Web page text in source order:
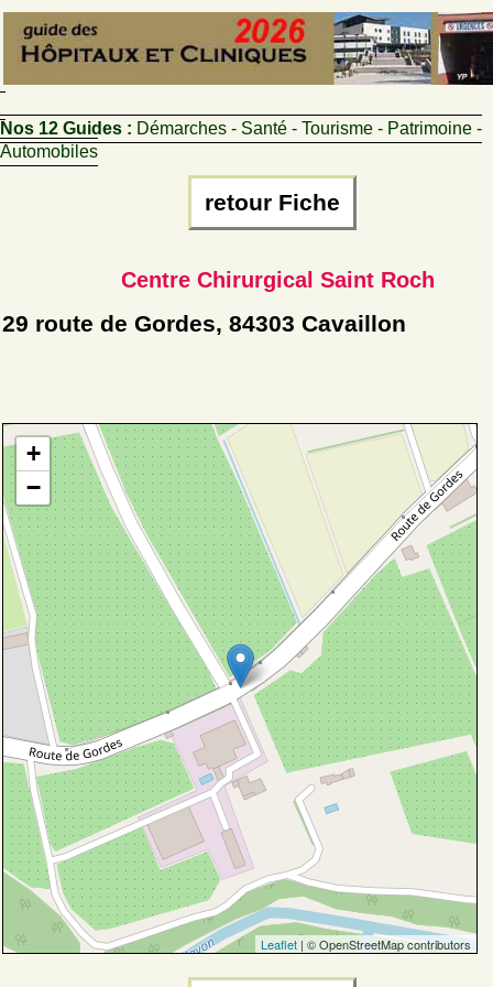
Nos 12 Guides : Démarches - Santé - Tourisme - Patrimoine -
Automobiles
retour Fiche
Centre Chirurgical Saint Roch
29 route de Gordes, 84303 Cavaillon
+
−
Leaflet | © OpenStreetMap contributors